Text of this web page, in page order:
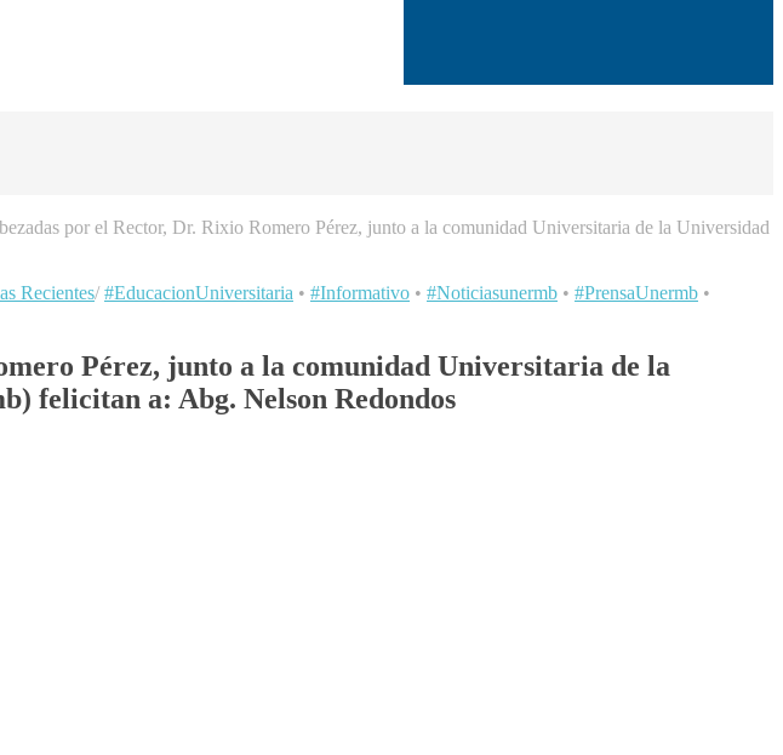
por el Rector, Dr. Rixio Romero Pérez, junto a la comunidad Universitaria de la Universidad
Recientes/ #EducacionUniversitaria • #Informativo • #Noticiasunermb • #PrensaUnermb •
Pérez, junto a la comunidad Universitaria de la
felicitan a: Abg. Nelson Redondos